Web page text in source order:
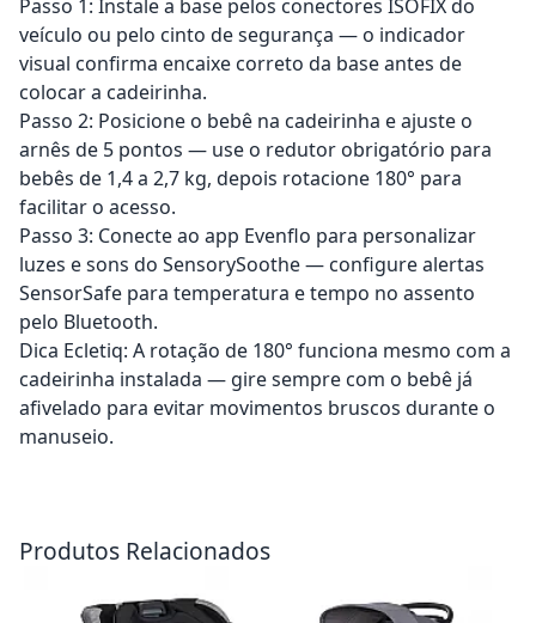
Passo 1: Instale a base pelos conectores ISOFIX do
veículo ou pelo cinto de segurança — o indicador
visual confirma encaixe correto da base antes de
colocar a cadeirinha.
Passo 2: Posicione o bebê na cadeirinha e ajuste o
arnês de 5 pontos — use o redutor obrigatório para
bebês de 1,4 a 2,7 kg, depois rotacione 180° para
facilitar o acesso.
Passo 3: Conecte ao app Evenflo para personalizar
luzes e sons do SensorySoothe — configure alertas
SensorSafe para temperatura e tempo no assento
pelo Bluetooth.
Dica Ecletiq: A rotação de 180° funciona mesmo com a
cadeirinha instalada — gire sempre com o bebê já
afivelado para evitar movimentos bruscos durante o
manuseio.
Produtos Relacionados